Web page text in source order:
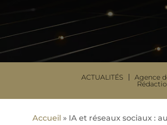
ACTUALITÉS Agence
Accueil » IA et réseaux sociaux :